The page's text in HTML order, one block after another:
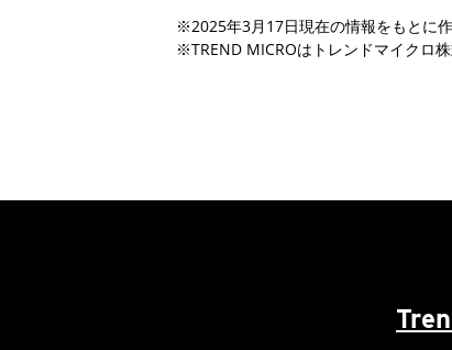
※2025年3月17日現在の情報をもとに
※TREND MICROはトレンドマイクロ